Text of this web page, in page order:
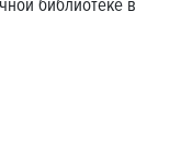
библиотеке в